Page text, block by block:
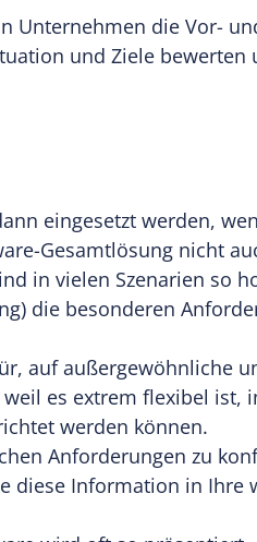
Unternehmen die Vor-
und Ziele
eingesetzt werden,
Gesamtlösung nicht
in vielen Szenarien so
die besonderen
auf außergewöhnliche
es extrem flexibel ist,
werden können.
Anforderungen zu
diese Information in Ihre